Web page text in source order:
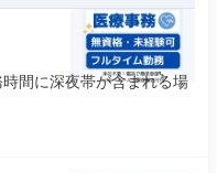
間に深夜帯が含まれる場